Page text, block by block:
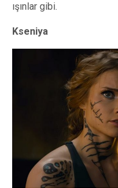
ışınlar gibi.
Kseniya